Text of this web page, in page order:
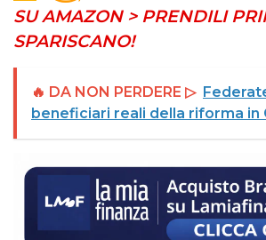
SU AMAZON > PRENDILI
SPARISCANO!
🔥 DA NON PERDERE ▷
beneficiari reali della riforma in